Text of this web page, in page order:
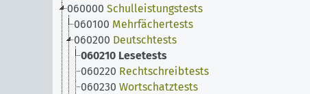
060000 Schulleistungstests
060100 Mehrfächertests
060200 Deutschtests
060210 Lesetests
060220 Rechtschreibtests
060230 Wortschatztests